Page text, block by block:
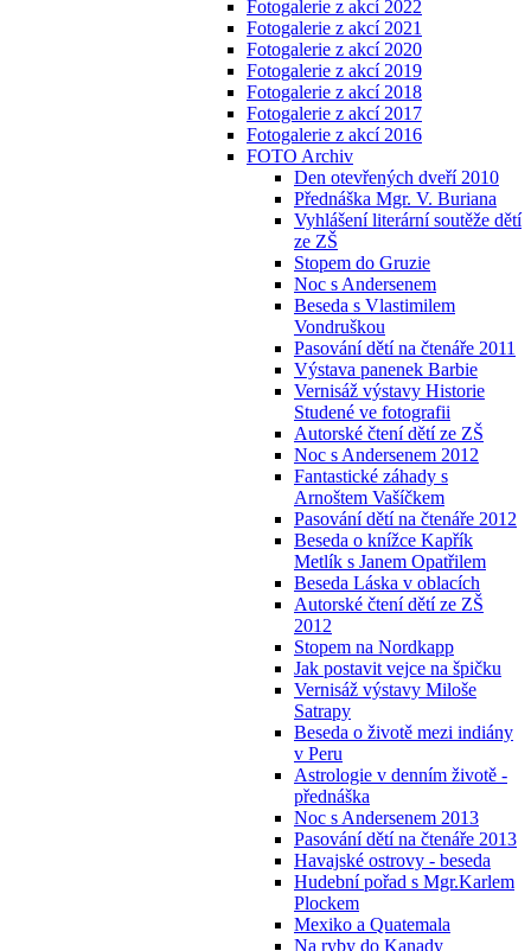
Fotogalerie z akcí 2022
Fotogalerie z akcí 2021
Fotogalerie z akcí 2020
Fotogalerie z akcí 2019
Fotogalerie z akcí 2018
Fotogalerie z akcí 2017
Fotogalerie z akcí 2016
FOTO Archiv
Den otevřených dveří 2010
Přednáška Mgr. V. Buriana
Vyhlášení literární soutěže dětí
ze ZŠ
Stopem do Gruzie
Noc s Andersenem
Beseda s Vlastimilem
Vondruškou
Pasování dětí na čtenáře 2011
Výstava panenek Barbie
Vernisáž výstavy Historie
Studené ve fotografii
Autorské čtení dětí ze ZŠ
Noc s Andersenem 2012
Fantastické záhady s
Arnoštem Vašíčkem
Pasování dětí na čtenáře 2012
Beseda o knížce Kapřík
Metlík s Janem Opatřilem
Beseda Láska v oblacích
Autorské čtení dětí ze ZŠ
2012
Stopem na Nordkapp
Jak postavit vejce na špičku
Vernisáž výstavy Miloše
Satrapy
Beseda o životě mezi indiány
v Peru
Astrologie v denním životě -
přednáška
Noc s Andersenem 2013
Pasování dětí na čtenáře 2013
Havajské ostrovy - beseda
Hudební pořad s Mgr.Karlem
Plockem
Mexiko a Quatemala
Na ryby do Kanady